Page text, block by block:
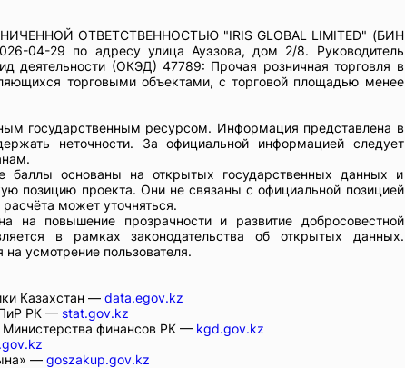
ОТВЕТСТВЕННОСТЬЮ "IRIS GLOBAL LIMITED" (БИН
04-29 по адресу улица Ауэзова, дом 2/8. Руководитель
деятельности (ОКЭД) 47789: Прочая розничная торговля в
торговыми объектами, с торговой площадью менее
государственным ресурсом. Информация представлена в
неточности. За официальной информацией следует
баллы основаны на открытых государственных данных и
позицию проекта. Они не связаны с официальной позицией
может уточняться.
на повышение прозрачности и развитие добросовестной
в рамках законодательства об открытых данных.
на усмотрение пользователя.
Казахстан — data.egov.kz
РК — stat.gov.kz
Министерства финансов РК — kgd.gov.kz
— goszakup.gov.kz